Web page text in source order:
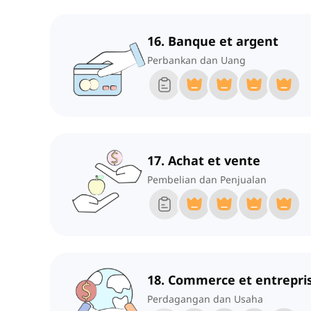
16. Banque et argent
Perbankan dan Uang
17. Achat et vente
Pembelian dan Penjualan
18. Commerce et
Perdagangan dan Usaha